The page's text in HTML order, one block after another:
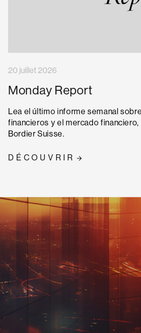
20 juillet 2026
Monday Report
Lea el último informe semanal
financieros y el mercado
Bordier Suisse.
DÉCOUVRIR
CONTACT